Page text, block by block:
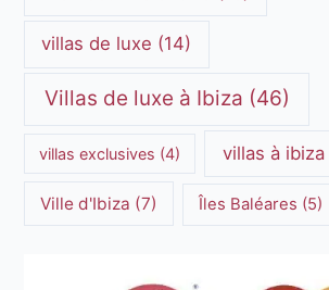
villas de luxe (14)
Villas de luxe à Ibiza (46)
villas exclusives (4) villas à ibiza
Ville d'Ibiza (7) Îles Baléares (5)